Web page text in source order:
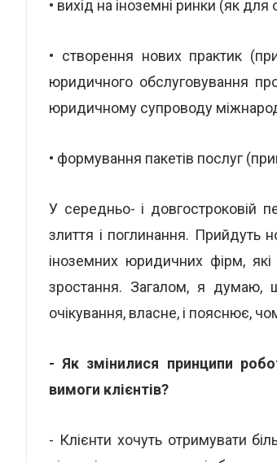
• вихід на іноземні ринки (як для
• створення нових практик
юридичного обслуговування
юридичному супроводу
• формування пакетів послуг
У середньо- і довгостроковій
злиття і поглинання. Прийдуть
іноземних юридичних фірм,
зростання. Загалом, я думаю,
очікування, власне, і пояснює,
- Як змінилися принципи
вимоги клієнтів?
- Клієнти хочуть отримувати